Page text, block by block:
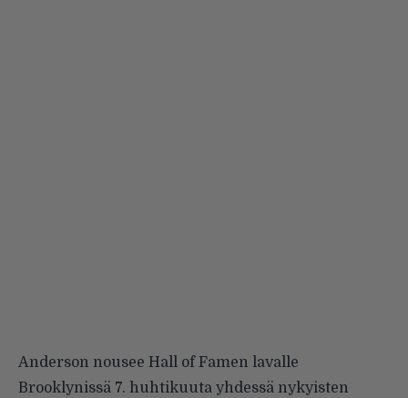
Anderson nousee Hall of Famen lavalle
Brooklynissä 7. huhtikuuta yhdessä nykyisten